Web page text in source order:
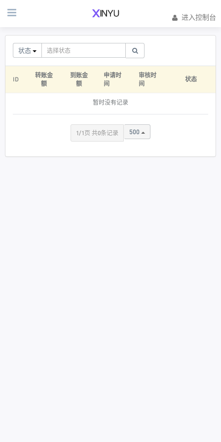
进入控制台
状态
ID
转账金
额
到账金
额
申请时
间
审核时
间
状态
暂时没有记录
1/1页 共0条记录 500